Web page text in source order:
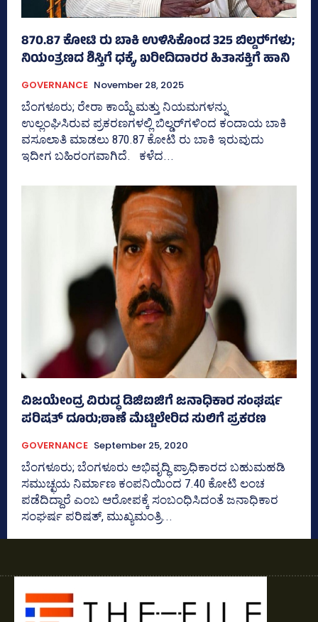
870.87 ಕೋಟಿ ರು ಬಾಕಿ ಉಳಿಸಿಕೊಂಡ 325 ಬಿಲ್ಡರ್‍‌ಗಳು;
ನಿಯಂತ್ರಣದ ಶಿಸ್ತಿಗೆ ಧಕ್ಕೆ, ಖರೀದಿದಾರರ ಹಿತಾಸಕ್ತಿಗೆ ಹಾನಿ
GOVERNANCE November 28, 2025
ಬೆಂಗಳೂರು; ರೇರಾ ಕಾಯ್ದೆ ಮತ್ತು ನಿಯಮಗಳನ್ನು
ಉಲ್ಲಂಘಿಸಿರುವ ಪ್ರಕರಣಗಳಲ್ಲಿ ಬಿಲ್ಡರ್‍‌ಗಳಿಂದ ಕಂದಾಯ ಬಾಕಿ
ವಸೂಲಾತಿ ಮಾಡಲು 870.87 ಕೋಟಿ ರು ಬಾಕಿ ಇರುವುದು
ಇದೀಗ ಬಹಿರಂಗವಾಗಿದೆ. ಕಳೆದ...
ವಿಜಯೇಂದ್ರ ವಿರುದ್ಧ ಡಿಜಿಐಜಿಗೆ ಜನಾಧಿಕಾರ ಸಂಘರ್ಷ
ಪರಿಷತ್‌ ದೂರು;ಠಾಣೆ ಮೆಟ್ಟಿಲೇರಿದ ಸುಲಿಗೆ ಪ್ರಕರಣ
GOVERNANCE September 25, 2020
ಬೆಂಗಳೂರು; ಬೆಂಗಳೂರು ಅಭಿವೃದ್ಧಿ ಪ್ರಾಧಿಕಾರದ ಬಹುಮಹಡಿ
ಸಮುಚ್ಛಯ ನಿರ್ಮಾಣ ಕಂಪನಿಯಿಂದ 7.40 ಕೋಟಿ ಲಂಚ
ಪಡೆದಿದ್ದಾರೆ ಎಂಬ ಆರೋಪಕ್ಕೆ ಸಂಬಂಧಿಸಿದಂತೆ ಜನಾಧಿಕಾರ
ಸಂಘರ್ಷ ಪರಿಷತ್‌, ಮುಖ್ಯಮಂತ್ರಿ...